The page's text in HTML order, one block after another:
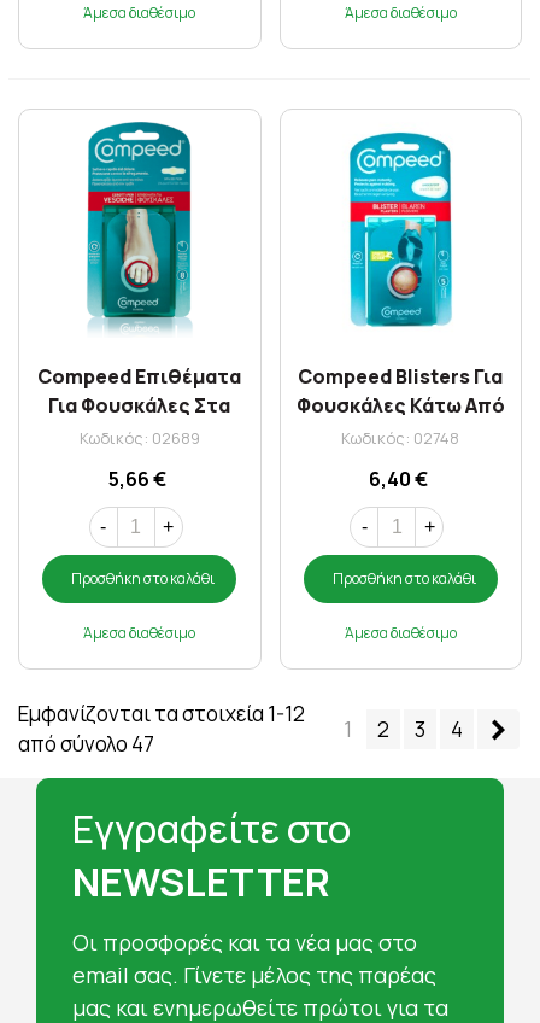
Άμεσα διαθέσιμο Άμεσα διαθέσιμο
Compeed Επιθέματα
Για Φουσκάλες Στα
Δάχτυλα Των Ποδιών
Κωδικός: 02689
5,66 €
- +
Προσθήκη στο καλάθι
Άμεσα διαθέσιμο
Compeed Blisters Για
Φουσκάλες Κάτω Από
Το Πέλμα X 5
Κωδικός: 02748
6,40 €
- +
Προσθήκη στο καλάθι
Άμεσα διαθέσιμο
Εμφανίζονται τα στοιχεία 1-12
από σύνολο 47
1 2 3 4
Εγγραφείτε στο
NEWSLETTER
Oι προσφορές και τα νέα μας στο
email σας. Γίνετε μέλος της παρέας
μας και ενημερωθείτε πρώτοι για τα